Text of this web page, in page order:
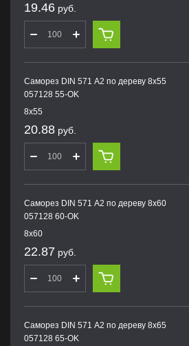
19.46 руб.
Саморез DIN 571 А2 по дереву 8х55
057128 55-OK
8х55
20.88 руб.
Саморез DIN 571 А2 по дереву 8х60
057128 60-OK
8х60
22.87 руб.
Саморез DIN 571 А2 по дереву 8х65
057128 65-OK